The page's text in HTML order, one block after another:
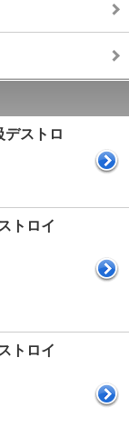
デストロ
トロイ
トロイ